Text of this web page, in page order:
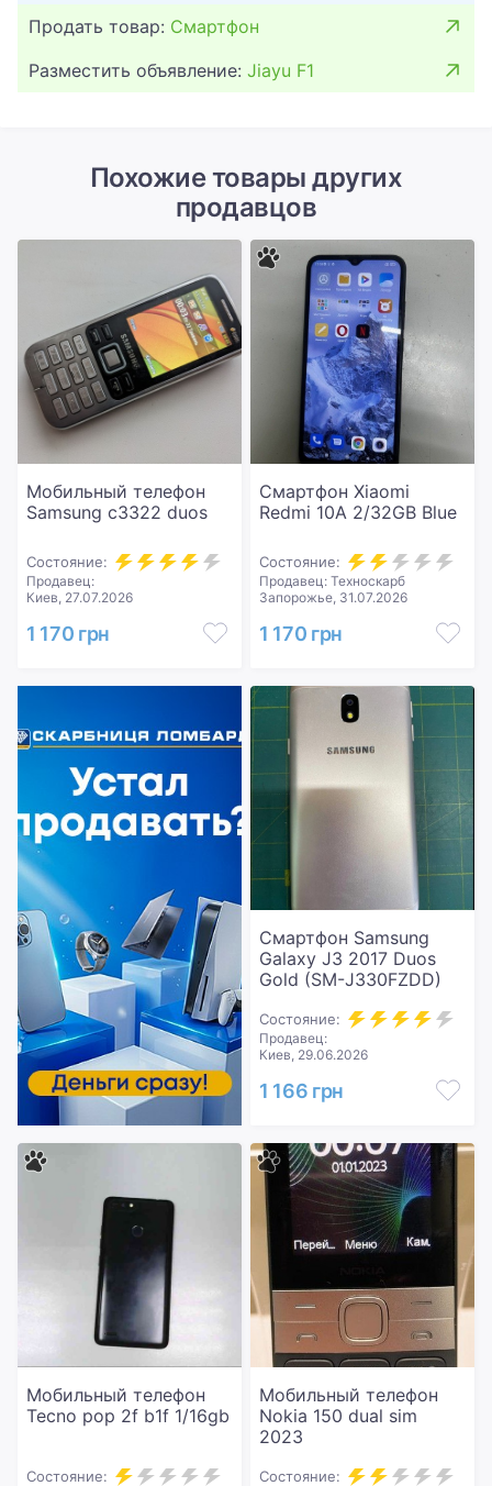
Продать товар: Смартфон
Разместить объявление: Jiayu F1
Похожие товары других
продавцов
Мобильный телефон
Samsung c3322 duos
Состояние:
Продавец:
Киев, 27.07.2026
1 170 грн
Смартфон Xiaomi
Redmi 10A 2/32GB Blue
Состояние:
Продавец: Техноскарб
Запорожье, 31.07.2026
1 170 грн
Смартфон Samsung
Galaxy J3 2017 Duos
Gold (SM-J330FZDD)
Состояние:
Продавец:
Киев, 29.06.2026
1 166 грн
Мобильный телефон
Tecno pop 2f b1f 1/16gb
Состояние:
Мобильный телефон
Nokia 150 dual sim
2023
Состояние: